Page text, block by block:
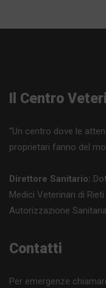
Il Centro
“Un centro dove le
proprietari fanno del
Direttore Sanitario:
Medici Veterinari di
Autorizzazione
Contatti
Per emergenze